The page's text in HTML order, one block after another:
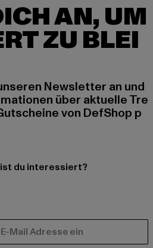
AN, UM
ZU BLEI
Newsletter an und
über aktuelle Tre
von DefShop p
du interessiert?